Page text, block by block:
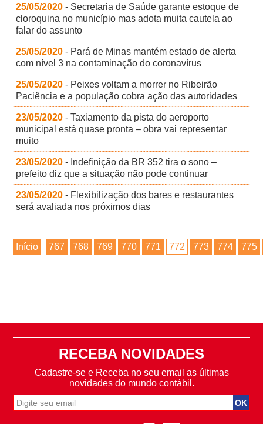
25/05/2020 - Secretaria de Saúde garante estoque de
cloroquina no município mas adota muita cautela ao
falar do assunto
25/05/2020 - Pará de Minas mantém estado de alerta
com nível 3 na contaminação do coronavírus
25/05/2020 - Peixes voltam a morrer no Ribeirão
Paciência e a população cobra ação das autoridades
23/05/2020 - Taxiamento da pista do aeroporto
municipal está quase pronta – obra vai representar
muito
23/05/2020 - Indefinição da BR 352 tira o sono –
prefeito diz que a situação não pode continuar
23/05/2020 - Flexibilização dos bares e restaurantes
será avaliada nos próximos dias
Início 767 768 769 770 771 772 773 774 775
RECEBA NOVIDADES
Cadastre-se e Receba no seu email as últimas
novidades do mundo contábil.